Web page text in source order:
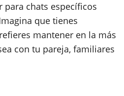
para chats específicos
que tienes
mantener en la más
con tu pareja, familiares